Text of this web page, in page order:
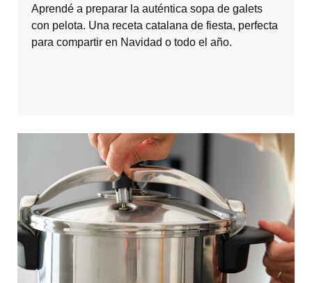
Aprendé a preparar la auténtica sopa de galets
con pelota. Una receta catalana de fiesta, perfecta
para compartir en Navidad o todo el año.